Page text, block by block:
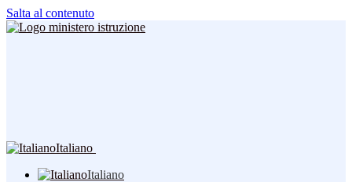
Salta al contenuto
Italiano
Italiano